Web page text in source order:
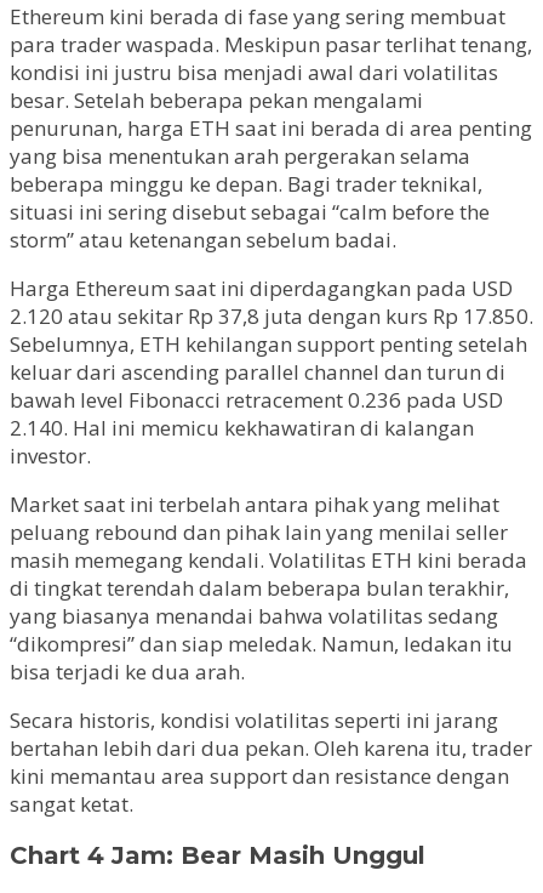
Ethereum kini berada di fase yang sering membuat
para trader waspada. Meskipun pasar terlihat tenang,
kondisi ini justru bisa menjadi awal dari volatilitas
besar. Setelah beberapa pekan mengalami
penurunan, harga ETH saat ini berada di area penting
yang bisa menentukan arah pergerakan selama
beberapa minggu ke depan. Bagi trader teknikal,
situasi ini sering disebut sebagai “calm before the
storm” atau ketenangan sebelum badai.
Harga Ethereum saat ini diperdagangkan pada USD
2.120 atau sekitar Rp 37,8 juta dengan kurs Rp 17.850.
Sebelumnya, ETH kehilangan support penting setelah
keluar dari ascending parallel channel dan turun di
bawah level Fibonacci retracement 0.236 pada USD
2.140. Hal ini memicu kekhawatiran di kalangan
investor.
Market saat ini terbelah antara pihak yang melihat
peluang rebound dan pihak lain yang menilai seller
masih memegang kendali. Volatilitas ETH kini berada
di tingkat terendah dalam beberapa bulan terakhir,
yang biasanya menandai bahwa volatilitas sedang
“dikompresi” dan siap meledak. Namun, ledakan itu
bisa terjadi ke dua arah.
Secara historis, kondisi volatilitas seperti ini jarang
bertahan lebih dari dua pekan. Oleh karena itu, trader
kini memantau area support dan resistance dengan
sangat ketat.
Chart 4 Jam: Bear Masih Unggul